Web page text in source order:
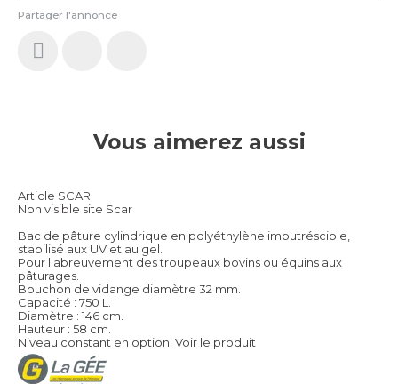
Partager l'annonce
Vous aimerez aussi
Article SCAR
Non visible site Scar
Bac de pâture cylindrique en polyéthylène imputréscible,
stabilisé aux UV et au gel.
Pour l'abreuvement des troupeaux bovins ou équins aux
pâturages.
Bouchon de vidange diamètre 32 mm.
Capacité : 750 L.
Diamètre : 146 cm.
Hauteur : 58 cm.
Niveau constant en option. Voir le produit